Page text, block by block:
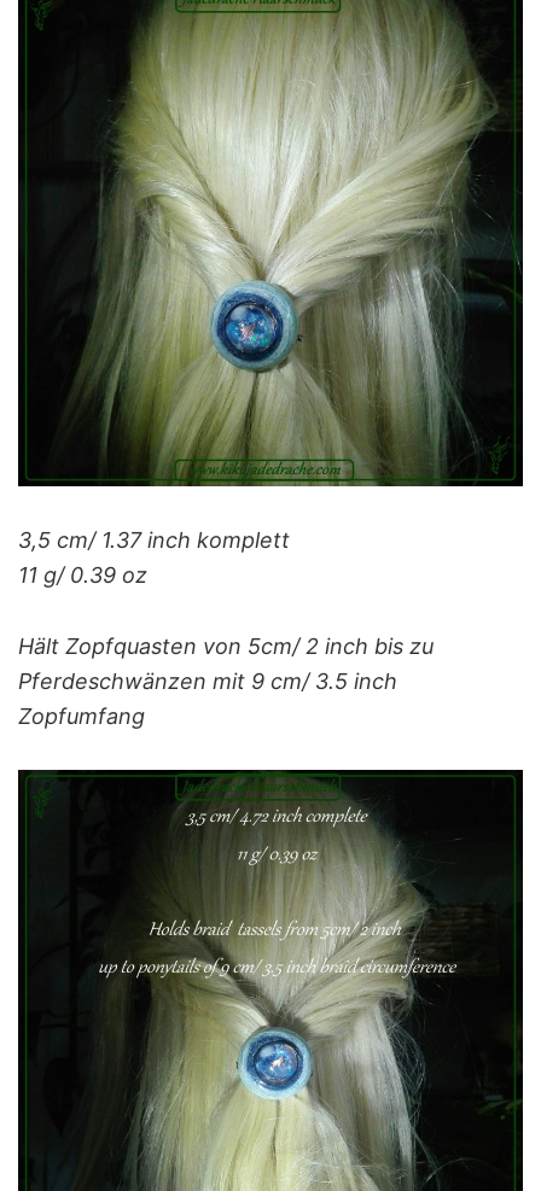
3,5 cm/ 1.37 inch komplett
11 g/ 0.39 oz
Hält Zopfquasten von 5cm/ 2 inch bis zu
Pferdeschwänzen mit 9 cm/ 3.5 inch
Zopfumfang